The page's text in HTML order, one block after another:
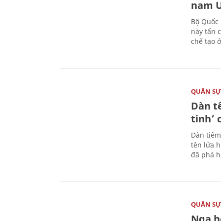
nam
Bộ
này tấn
chế tạo
QUÂN SỰ
Dàn
tinh’
Dàn
tên lửa
đã phá
QUÂN SỰ